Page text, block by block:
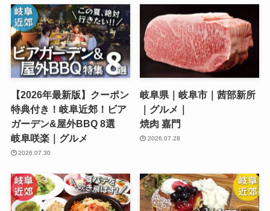
【2026年最新版】クーポン
特典付き！岐阜近郊！ビア
ガーデン&屋外BBQ 8選
岐阜咲楽｜グルメ
2026.07.30
岐阜県｜岐阜市｜茜部新所
｜グルメ｜
焼肉 嘉門
2026.07.28